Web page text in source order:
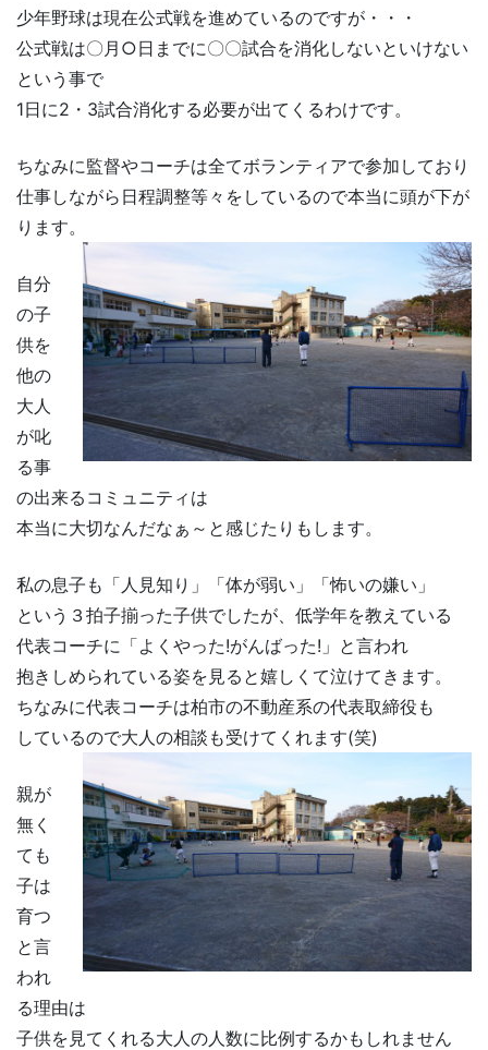
少年野球は現在公式戦を進めているのですが・・・
公式戦は〇月○日までに〇〇試合を消化しないといけない
という事で
1日に2・3試合消化する必要が出てくるわけです。
ちなみに監督やコーチは全てボランティアで参加しており
仕事しながら日程調整等々をしているので本当に頭が下が
ります。
自分
の子
供を
他の
大人
が叱
る事
の出来るコミュニティは
本当に大切なんだなぁ～と感じたりもします。
私の息子も「人見知り」「体が弱い」「怖いの嫌い」
という３拍子揃った子供でしたが、低学年を教えている
代表コーチに「よくやった!がんばった!」と言われ
抱きしめられている姿を見ると嬉しくて泣けてきます。
ちなみに代表コーチは柏市の不動産系の代表取締役も
しているので大人の相談も受けてくれます(笑)
親が
無く
ても
子は
育つ
と言
われ
る理由は
子供を見てくれる大人の人数に比例するかもしれません